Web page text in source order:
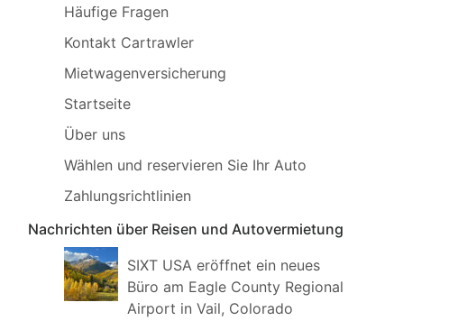
Häufige Fragen
Kontakt Cartrawler
Mietwagenversicherung
Startseite
Über uns
Wählen und reservieren Sie Ihr Auto
Zahlungsrichtlinien
Nachrichten über Reisen und Autovermietung
SIXT USA eröffnet ein neues
Büro am Eagle County Regional
Airport in Vail, Colorado